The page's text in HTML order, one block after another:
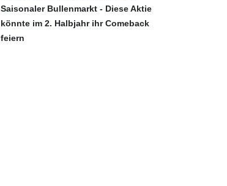
Saisonaler Bullenmarkt - Diese Aktie
könnte im 2. Halbjahr ihr Comeback
feiern